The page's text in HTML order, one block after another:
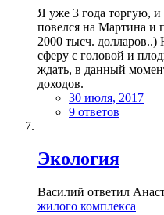
Я уже 3 года торгую, и
повелся на Мартина и
2000 тысч. долларов..)
сферу с головой и
ждать, в данный
доходов.
30 июля, 2017
9 ответов
Экология
Василий ответил
жилого комплекса